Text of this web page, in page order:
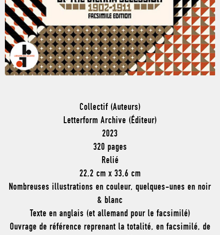
Collectif (Auteurs)
Letterform Archive (Éditeur)
2023
320 pages
Relié
22,2 cm x 33,6 cm
Nombreuses illustrations en couleur, quelques-unes en noir
& blanc
Texte en anglais (et allemand pour le facsimilé)
Ouvrage de référence reprenant la totalité, en facsimilé, de